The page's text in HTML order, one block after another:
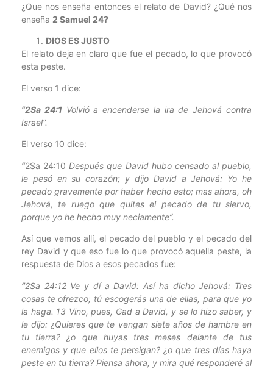
¿Que nos enseña entonces el relato de David? ¿Qué nos
enseña 2 Samuel 24?
DIOS ES JUSTO
El relato deja en claro que fue el pecado, lo que provocó
esta peste.
El verso 1 dice:
“2Sa 24:1Volvió a encenderse la ira de Jehová contra
Israel”.
El verso 10 dice:
“2Sa 24:10 Después que David hubo censado al pueblo,
le pesó en su corazón; y dijo David a Jehová: Yo he
pecado gravemente por haber hecho esto; mas ahora, oh
Jehová, te ruego que quites el pecado de tu siervo,
porque yo he hecho muy neciamente”.
Así que vemos allí, el pecado del pueblo y el pecado del
rey David y que eso fue lo que provocó aquella peste, la
respuesta de Dios a esos pecados fue:
“2Sa 24:12 Ve y dí a David: Así ha dicho Jehová: Tres
cosas te ofrezco; tú escogerás una de ellas, para que yo
la haga. 13 Vino, pues, Gad a David, y se lo hizo saber, y
le dijo: ¿Quieres que te vengan siete años de hambre en
tu tierra? ¿o que huyas tres meses delante de tus
enemigos y que ellos te persigan? ¿o que tres días haya
peste en tu tierra? Piensa ahora, y mira qué responderé al